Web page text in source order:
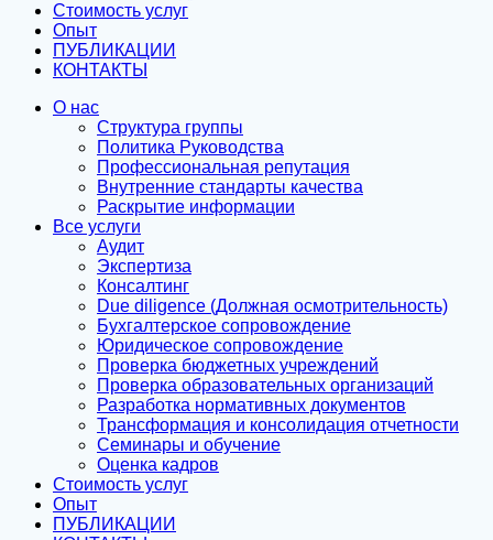
Стоимость услуг
Опыт
ПУБЛИКАЦИИ
КОНТАКТЫ
О нас
Структура группы
Политика Руководства
Профессиональная репутация
Внутренние стандарты качества
Раскрытие информации
Все услуги
Аудит
Экспертиза
Консалтинг
Due diligence (Должная осмотрительность)
Бухгалтерское сопровождение
Юридическое сопровождение
Проверка бюджетных учреждений
Проверка образовательных организаций
Разработка нормативных документов
Трансформация и консолидация отчетности
Семинары и обучение
Оценка кадров
Стоимость услуг
Опыт
ПУБЛИКАЦИИ